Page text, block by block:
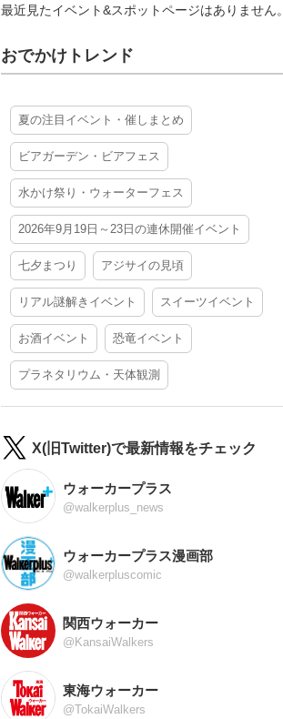
最近見たイベント&スポットページはありません。
おでかけトレンド
夏の注目イベント・催しまとめ
ビアガーデン・ビアフェス
水かけ祭り・ウォーターフェス
2026年9月19日～23日の連休開催イベント
七夕まつり アジサイの見頃
リアル謎解きイベント スイーツイベント
お酒イベント 恐竜イベント
プラネタリウム・天体観測
X(旧Twitter)で最新情報をチェック
ウォーカープラス
@walkerplus_news
ウォーカープラス漫画部
@walkerpluscomic
関西ウォーカー
@KansaiWalkers
東海ウォーカー
@TokaiWalkers